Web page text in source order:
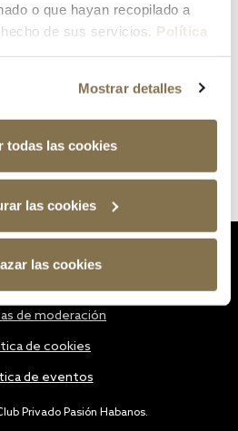
o que hayan recopilado a
de sus servicios. Política
Mostrar detalles
todas las cookies
las cookies
las cookies
Privado Pasión Habanos.
de moderación
de cookies
de eventos